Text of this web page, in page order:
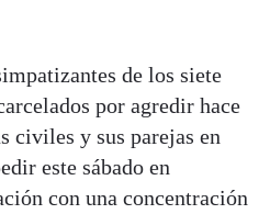
de los siete
por agredir hace
civiles y sus parejas en
este sábado en
con una concentración